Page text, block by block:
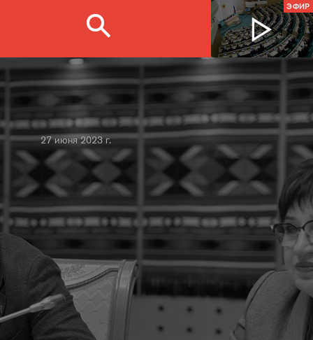
ЭФИР
27 июня 2023 г.